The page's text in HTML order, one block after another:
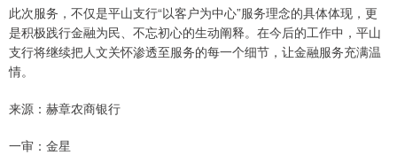
此次服务，不仅是平山支行“以客户为中心”服务理念的具体体现，更
是积极践行金融为民、不忘初心的生动阐释。在今后的工作中，平山
支行将继续把人文关怀渗透至服务的每一个细节，让金融服务充满温
情。
来源：赫章农商银行
一审：金星